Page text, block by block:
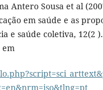
Antero Sousa et al
em saúde e as
e saúde coletiva, 12(2
em